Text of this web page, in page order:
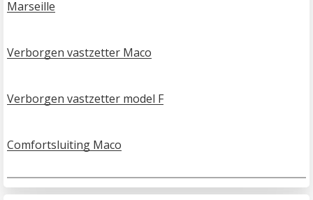
Marseille
Verborgen vastzetter Maco
Verborgen vastzetter model F
Comfortsluiting Maco